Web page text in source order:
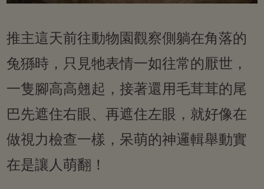
推主這天前往動物園觀察側躺在角落的
兔猻時，只見牠表情一如往常的厭世，
一隻腳高高翹起，接著還用毛茸茸的尾
巴先遮住右眼、再遮住左眼，就好像在
做視力檢查一樣，呆萌的神邏輯舉動實
在是讓人萌翻！